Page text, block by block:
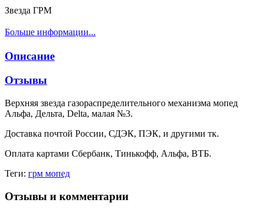
Звезда ГРМ
Больше информации...
Описание
Отзывы
Верхняя звезда газораспределительного механизма мопед
Альфа, Дельта, Delta, малая №3.
Доставка почтой России, СДЭК, ПЭК, и другими тк.
Оплата картами Сбербанк, Тинькофф, Альфа, ВТБ.
Теги: грм мопед
Отзывы и комментарии